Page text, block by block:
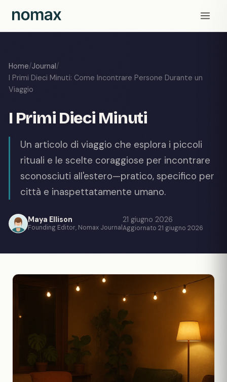
Home/Journal/
I Primi Dieci Minuti: Come Incontrare Persone Durante un
Viaggio
I Primi Dieci Minuti
Un articolo di viaggio che esplora i piccoli
rituali e le scelte coraggiose per incontrare
sconosciuti all'estero—pratico, specifico per
città e inaspettatamente umano.
Maya Ellison
Founding Editor, Nomax Journal
21 giugno 2026
Aggiornato 21 giugno 2026